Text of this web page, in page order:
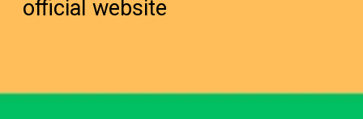
official website